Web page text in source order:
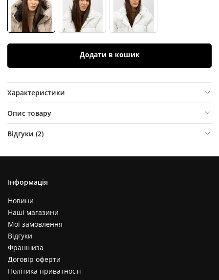
Додати в кошик
Характеристики
Опис товару
Відгуки (2)
Інформація
Новини
Наші магазини
Мої замовлення
Відгуки
Франшиза
Договір оферти
Політика приватності